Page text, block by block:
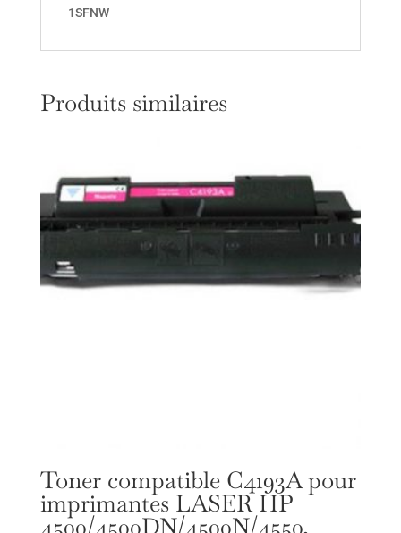
1SFNW
Produits similaires
Toner compatible C4193A pour
imprimantes LASER HP